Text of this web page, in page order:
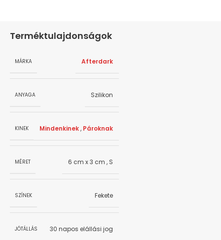
Terméktulajdonságok
MÁRKA Afterdark
ANYAGA Szilikon
KINEK Mindenkinek, Pároknak
MÉRET 6 cm x 3 cm , S
SZÍNEK Fekete
JÓTÁLLÁS 30 napos elállási jog